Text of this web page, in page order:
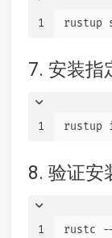
1 rustup
7. 安装指
1 rustup
8. 验证安
1 rustc